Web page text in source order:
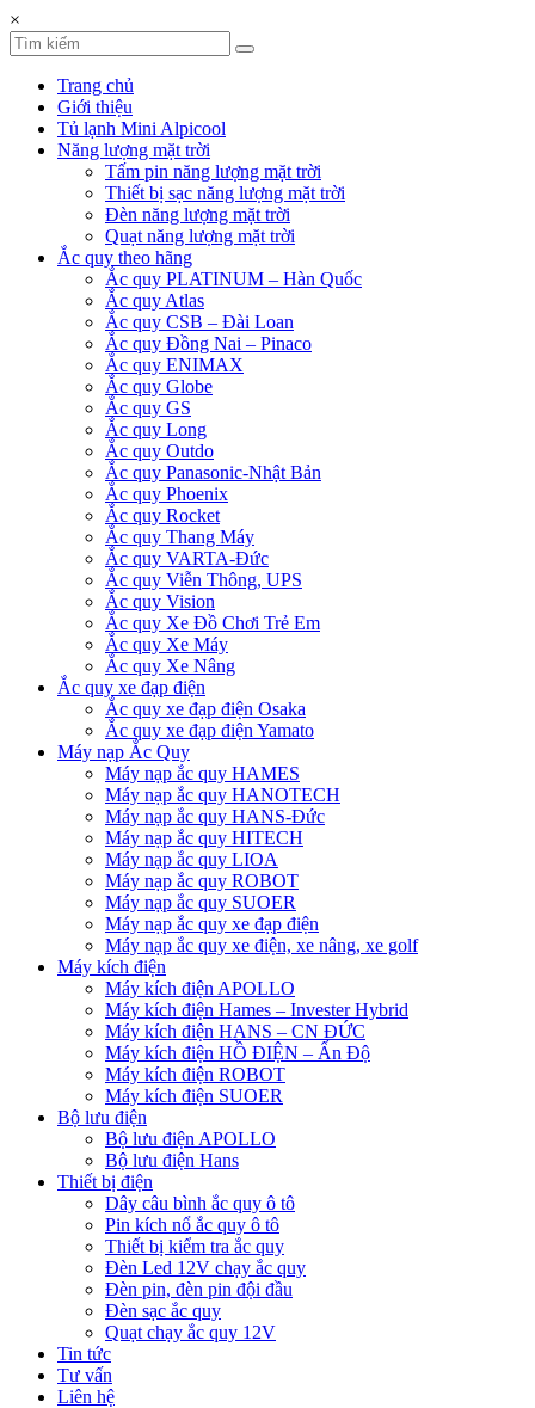
×
Trang chủ
Giới thiệu
Tủ lạnh Mini Alpicool
Năng lượng mặt trời
Tấm pin năng lượng mặt trời
Thiết bị sạc năng lượng mặt trời
Đèn năng lượng mặt trời
Quạt năng lượng mặt trời
Ắc quy theo hãng
Ắc quy PLATINUM – Hàn Quốc
Ắc quy Atlas
Ắc quy CSB – Đài Loan
Ắc quy Đồng Nai – Pinaco
Ắc quy ENIMAX
Ắc quy Globe
Ắc quy GS
Ắc quy Long
Ắc quy Outdo
Ắc quy Panasonic-Nhật Bản
Ắc quy Phoenix
Ắc quy Rocket
Ắc quy Thang Máy
Ắc quy VARTA-Đức
Ắc quy Viễn Thông, UPS
Ắc quy Vision
Ắc quy Xe Đồ Chơi Trẻ Em
Ắc quy Xe Máy
Ắc quy Xe Nâng
Ắc quy xe đạp điện
Ắc quy xe đạp điện Osaka
Ắc quy xe đạp điện Yamato
Máy nạp Ắc Quy
Máy nạp ắc quy HAMES
Máy nạp ắc quy HANOTECH
Máy nạp ắc quy HANS-Đức
Máy nạp ắc quy HITECH
Máy nạp ắc quy LIOA
Máy nạp ắc quy ROBOT
Máy nạp ắc quy SUOER
Máy nạp ắc quy xe đạp điện
Máy nạp ắc quy xe điện, xe nâng, xe golf
Máy kích điện
Máy kích điện APOLLO
Máy kích điện Hames – Invester Hybrid
Máy kích điện HANS – CN ĐỨC
Máy kích điện HỒ ĐIỆN – Ấn Độ
Máy kích điện ROBOT
Máy kích điện SUOER
Bộ lưu điện
Bộ lưu điện APOLLO
Bộ lưu điện Hans
Thiết bị điện
Dây câu bình ắc quy ô tô
Pin kích nổ ắc quy ô tô
Thiết bị kiểm tra ắc quy
Đèn Led 12V chạy ắc quy
Đèn pin, đèn pin đội đầu
Đèn sạc ắc quy
Quạt chạy ắc quy 12V
Tin tức
Tư vấn
Liên hệ